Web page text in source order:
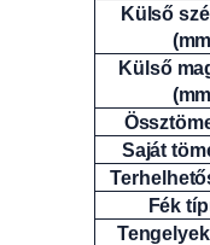
Külső
Külső
Saját
Fék